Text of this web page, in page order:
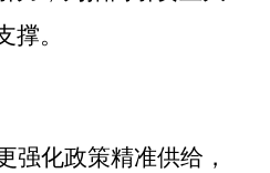
撑。
强化政策精准供给，